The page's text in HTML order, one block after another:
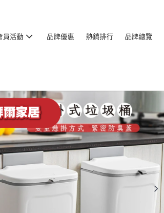
員活動 品牌優惠 熱銷排行 品牌總覽